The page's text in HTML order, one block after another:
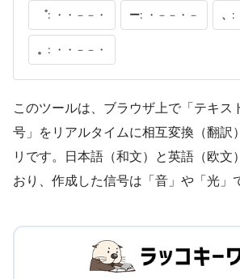
゜: ・・－－・ ー: ・－－・－ 、 :
。 : ・・－－・
このツールは、ブラウザ上で「テキス
号」をリアルタイムに相互変換（翻訳
リです。日本語（和文）と英語（欧文
おり、作成した信号は「音」や「光」